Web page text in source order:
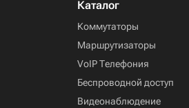
Каталог
Коммутаторы
Маршрутизаторы
VoIP Телефония
Беспроводной доступ
Видеонаблюдение